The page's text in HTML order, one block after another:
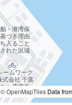
© OpenMapTiles Data